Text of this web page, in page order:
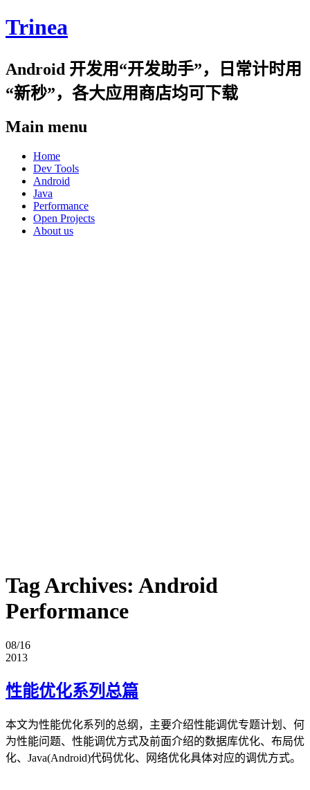
Trinea
Android 开发用“开发助手”，日常计时用
“新秒”，各大应用商店均可下载
Main menu
Skip
content
Home
Dev Tools
Android
Java
Performance
Open Projects
About us
Tag Archives: Android
Performance
08/16
2013
性能优化系列总篇
本文为性能优化系列的总纲，主要介绍性能调优专题计划、何
为性能问题、性能调优方式及前面介绍的数据库优化、布局优
化、Java(Android)代码优化、网络优化具体对应的调优方式。